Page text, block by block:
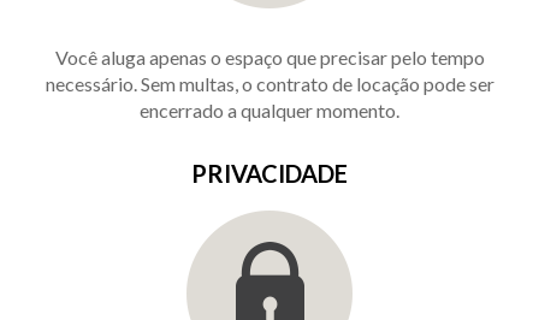
Você aluga apenas o espaço que precisar pelo tempo
necessário. Sem multas, o contrato de locação pode ser
encerrado a qualquer momento.
PRIVACIDADE